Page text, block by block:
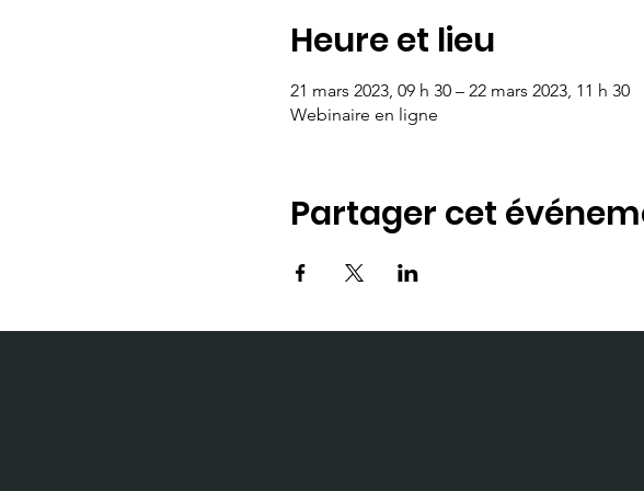
Heure et lieu
21 mars 2023, 09 h 30 – 22 mars 2023, 11 h 30
Webinaire en ligne
Partager cet